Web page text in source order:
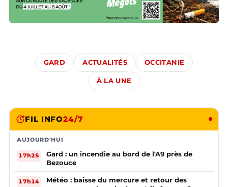
GARD ACTUALITÉS OCCITANIE
À LA UNE
FIL INFO24/7
AUJOURD'HUI
17h25
Gard : un incendie au bord de l'A9 près de
Bezouce
17h14
Météo : baisse du mercure et retour des